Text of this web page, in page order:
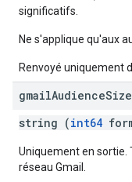
significatifs.
Ne s'applique qu'aux
Renvoyé uniquement
gmailAudienceSize
string (int64
Uniquement en sortie.
réseau Gmail.